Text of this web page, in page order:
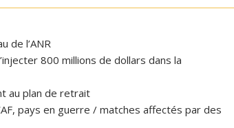
de l’ANR
800 millions de dollars dans la
au plan de retrait
pays en guerre / matches affectés par des